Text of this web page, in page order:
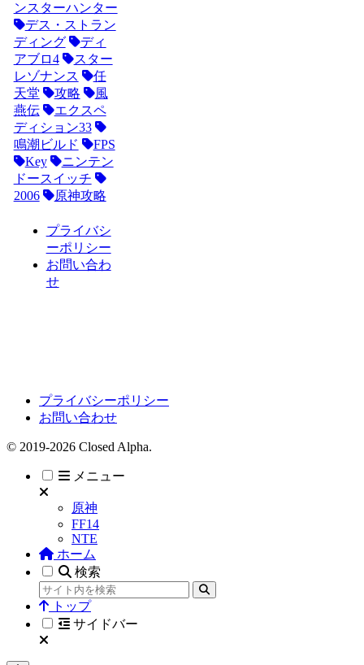
ンスターハンター
デス・ストラン
ディング
ディ
アブロ4
スター
レゾナンス
任
天堂
攻略
風
燕伝
エクスペ
ディション33
鳴潮ビルド
FPS
Key
ニンテン
ドースイッチ
2006
原神攻略
プライバシ
ーポリシー
お問い合わ
せ
プライバシーポリシー
お問い合わせ
© 2019-2026 Closed Alpha.
メニュー
原神
FF14
NTE
ホーム
検索
トップ
サイドバー